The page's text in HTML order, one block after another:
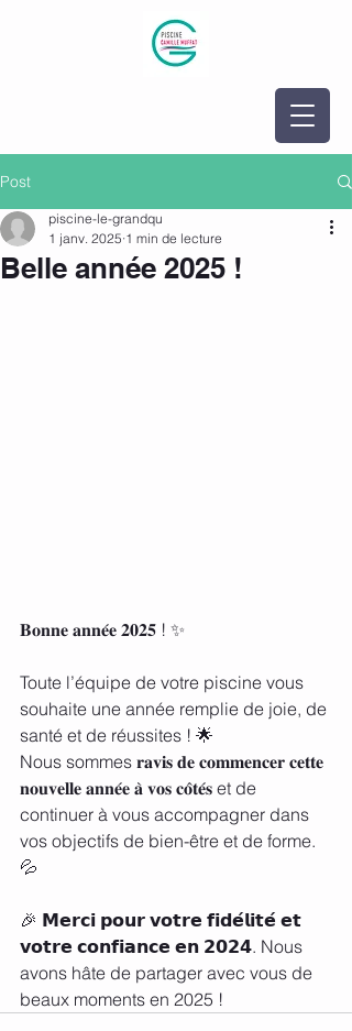
Post
Belle année 2025 !
piscine-le-grandqu
1 janv. 2025 1 min de lecture
𝐁𝐨𝐧𝐧𝐞 𝐚𝐧𝐧𝐞́𝐞 𝟐𝟎𝟐𝟓 ! ✨
Toute l’équipe de votre piscine vous
souhaite une année remplie de joie, de
santé et de réussites ! 🌟
Nous sommes 𝐫𝐚𝐯𝐢𝐬 𝐝𝐞 𝐜𝐨𝐦𝐦𝐞𝐧𝐜𝐞𝐫 𝐜𝐞𝐭𝐭𝐞
𝐧𝐨𝐮𝐯𝐞𝐥𝐥𝐞 𝐚𝐧𝐧𝐞́𝐞 𝐚̀ 𝐯𝐨𝐬 𝐜𝐨̂𝐭𝐞́𝐬 et de
continuer à vous accompagner dans
vos objectifs de bien-être et de forme.
💦
🎉 𝗠𝗲𝗿𝗰𝗶 𝗽𝗼𝘂𝗿 𝘃𝗼𝘁𝗿𝗲 𝗳𝗶𝗱𝗲́𝗹𝗶𝘁𝗲́ 𝗲𝘁
𝘃𝗼𝘁𝗿𝗲 𝗰𝗼𝗻𝗳𝗶𝗮𝗻𝗰𝗲 𝗲𝗻 𝟮𝟬𝟮𝟰. Nous
avons hâte de partager avec vous de
beaux moments en 2025 !